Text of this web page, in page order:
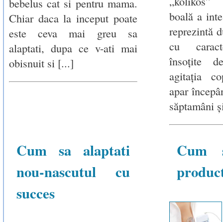
Chiar daca la inceput poate
este ceva mai greu sa
alaptati, dupa ce v-ati mai
obisnuit si [...]
boală a
reprezintă
cu
însoţite
agitaţia
apar
săptamâni
Cum sa alaptati
nou-nascutul cu
succes
Cum